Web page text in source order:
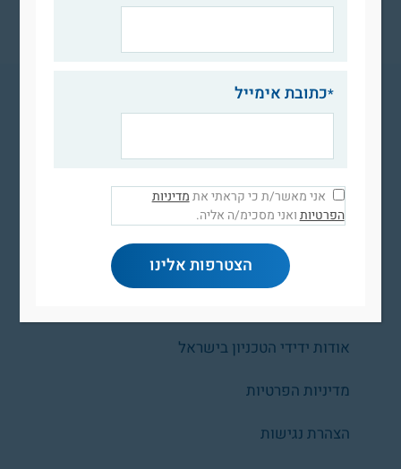
אודות ידידי הטכניון בישראל
מדיניות הפרטיות
הצהרת נגישות
כתובת אימייל
אני מאשר/ת כי קראתי את
מדיניות
הפרטיותואני מסכימ/ה אליה.